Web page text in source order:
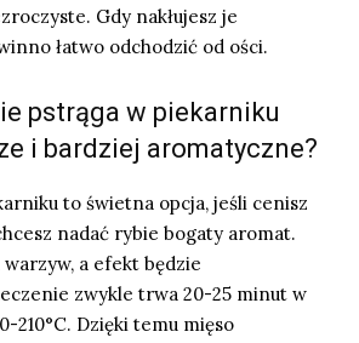
Gdy nakłujesz je
łatwo odchodzić od ości.
pstrąga w piekarniku
i bardziej aromatyczne?
to świetna opcja, jeśli cenisz
nadać rybie bogaty aromat.
warzyw, a efekt będzie
zwykle trwa 20-25 minut w
210°C. Dzięki temu mięso